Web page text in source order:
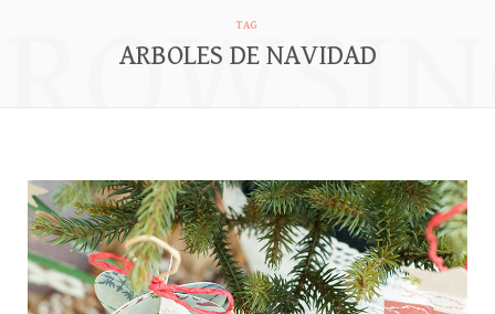
TAG
ARBOLES DE NAVIDAD